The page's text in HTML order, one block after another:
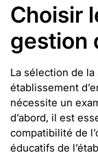
Choisir
gestion
La sélection de
établissement
nécessite un
d’abord, il est
compatibilité de
éducatifs de